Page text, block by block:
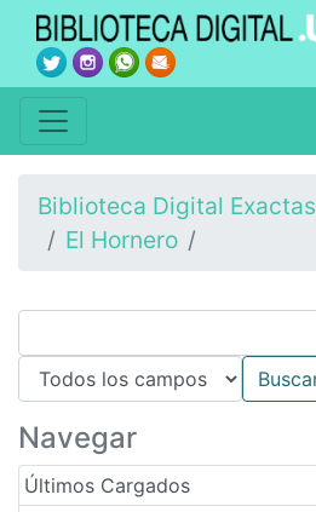
Biblioteca Digital Exactas
El Hornero
Navegar
Últimos Cargados